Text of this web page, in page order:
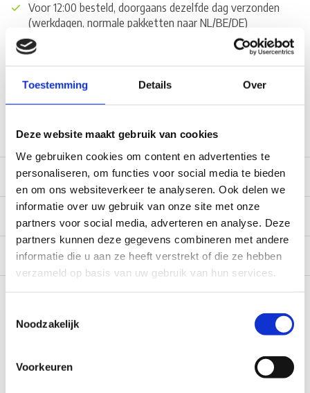
Toestemming Details Over
Deze website maakt gebruik van cookies
We gebruiken cookies om content en advertenties te
personaliseren, om functies voor social media te bieden
en om ons websiteverkeer te analyseren. Ook delen we
informatie over uw gebruik van onze site met onze
partners voor social media, adverteren en analyse. Deze
partners kunnen deze gegevens combineren met andere
informatie die u aan ze heeft verstrekt of die ze hebben
verzameld op basis van uw gebruik van hun services.
Noodzakelijk
Voorkeuren
Voor 12:00 besteld, doorgaans dezelfde dag verzonden
(werkdagen, normale pakketten naar NL/BE/DE)
World wide shipping (normal size and weight packages)
*Zeer grote magazijnvoorraad direct beschikbaar voor
verzending. Een deel van de artikelen op voorraad in de
winkel, mail ons voor de beschikbaarheid in de winkel:
Beschrijving
Specificaties
Reviews 0/10